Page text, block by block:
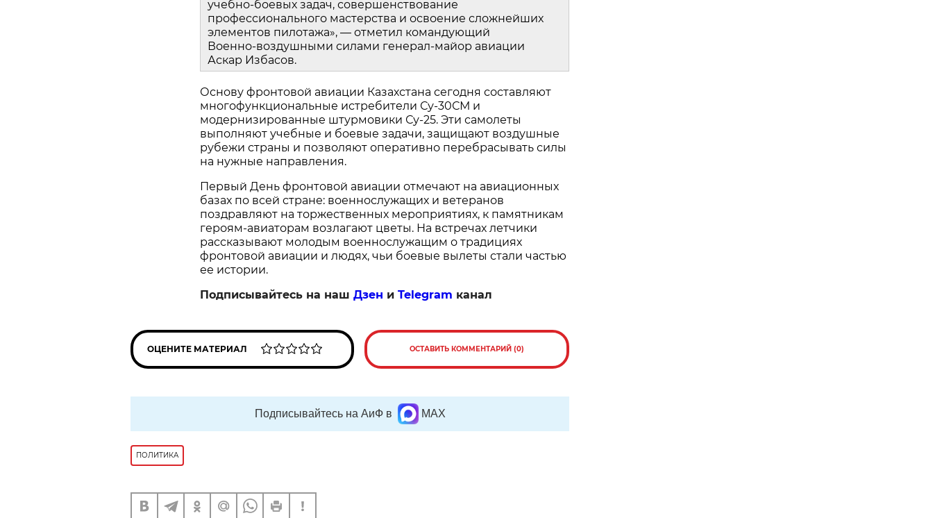
учебно‑боевых задач, совершенствование
профессионального мастерства и освоение сложнейших
элементов пилотажа», — отметил командующий
Военно‑воздушными силами генерал‑майор авиации
Аскар Избасов.
Основу фронтовой авиации Казахстана сегодня составляют
многофункциональные истребители Су‑30СМ и
модернизированные штурмовики Су‑25. Эти самолеты
выполняют учебные и боевые задачи, защищают воздушные
рубежи страны и позволяют оперативно перебрасывать силы
на нужные направления.
Первый День фронтовой авиации отмечают на авиационных
базах по всей стране: военнослужащих и ветеранов
поздравляют на торжественных мероприятиях, к памятникам
героям‑авиаторам возлагают цветы. На встречах летчики
рассказывают молодым военнослужащим о традициях
фронтовой авиации и людях, чьи боевые вылеты стали частью
ее истории.
Подписывайтесь на наш Дзен и Telegram канал
ОЦЕНИТЕ МАТЕРИАЛ ОСТАВИТЬ КОММЕНТАРИЙ (0)
Подписывайтесь на АиФ в MAX
ПОЛИТИКА